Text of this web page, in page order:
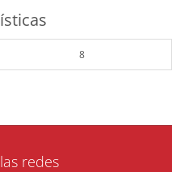
8
redes